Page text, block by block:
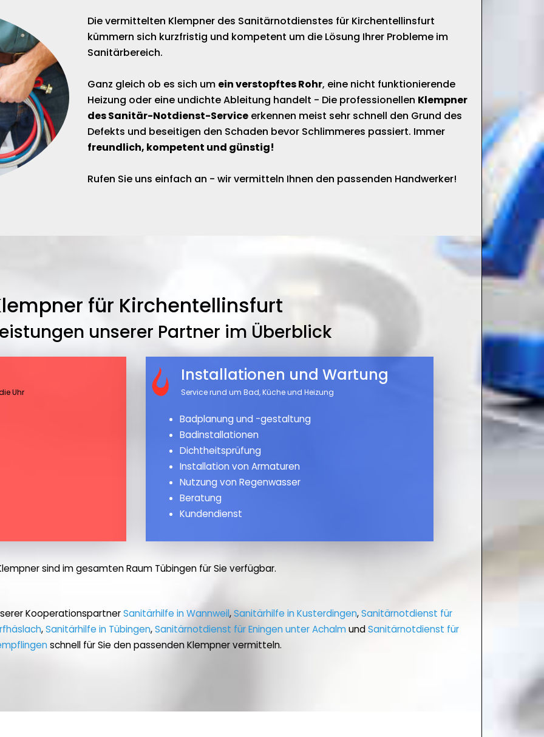
Die vermittelten Klempner des Sanitärnotdienstes für Kirchentellinsfurt
kümmern sich kurzfristig und kompetent um die Lösung Ihrer Probleme im
Sanitärbereich.
Ganz gleich ob es sich um ein verstopftes Rohr, eine nicht funktionierende
Heizung oder eine undichte Ableitung handelt - Die professionellen Klempner
des Sanitär-Notdienst-Service erkennen meist sehr schnell den Grund des
Defekts und beseitigen den Schaden bevor Schlimmeres passiert. Immer
freundlich, kompetent und günstig!
Rufen Sie uns einfach an - wir vermitteln Ihnen den passenden Handwerker!
für Kirchentellinsfurt
unserer Partner im Überblick
Uhr
Installationen und Wartung
Service rund um Bad, Küche und Heizung
Badplanung und -gestaltung
Badinstallationen
Dichtheitsprüfung
Installation von Armaturen
Nutzung von Regenwasser
Beratung
Kundendienst
sind im gesamten Raum Tübingen für Sie verfügbar.
KooperationspartnerSanitärhilfe in Wannweil,Sanitärhilfe in Kusterdingen,Sanitärnotdienst für
,Sanitärhilfe in Tübingen,Sanitärnotdienst für Eningen unter AchalmundSanitärnotdienst für
schnell für Sie den passenden Klempner vermitteln.